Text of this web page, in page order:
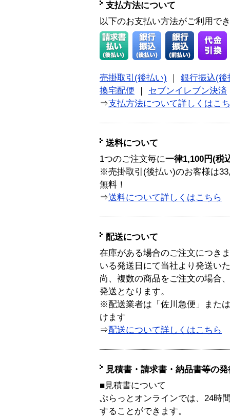
支払方法について
以下のお支払い方法がご利用で
売掛取引(後払い)
銀行振込(後
換宅配便
セブンイレブン決済
⇒支払方法について詳しくはこ
送料について
1つのご注文毎に一律1,100円(税
※売掛取引(後払い)のお客様は
無料！
⇒送料について詳しくはこちら
配送について
在庫がある場合のご注文につき
いる発送日にて当社より発送い
尚、複数の商品をご注文の場合
発送となります。
※配送業者は「佐川急便」また
けます
⇒配送について詳しくはこちら
見積書・請求書・納品書等の
■見積書について
ぷらっとオンラインでは、24時
することができます。